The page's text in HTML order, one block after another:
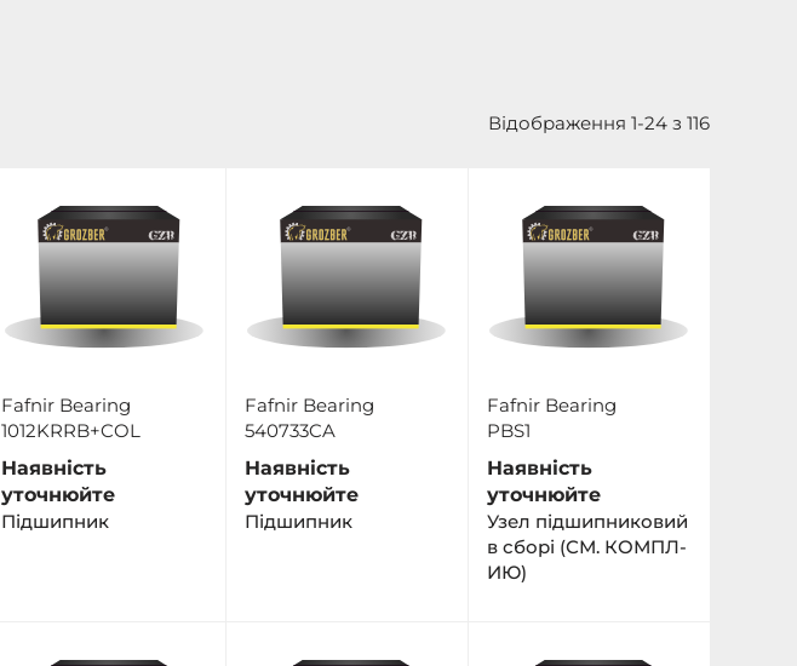
Відображення 1-24 з 116
Fafnir Bearing
1012KRRB+COL
Наявність
уточнюйте
Підшипник
Fafnir Bearing
540733CA
Наявність
уточнюйте
Підшипник
Fafnir Bearing
PBS1
Наявність
уточнюйте
Узел підшипниковий
в сборі (СМ. КОМПЛ-
ИЮ)